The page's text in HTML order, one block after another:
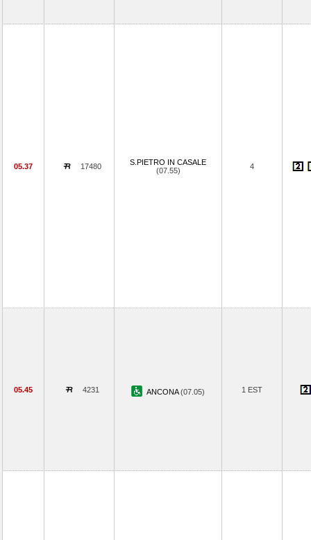
05.37 17480
S.PIETRO IN CASALE
(07.55)
4
05.45 4231 ANCONA(07.05) 1 EST